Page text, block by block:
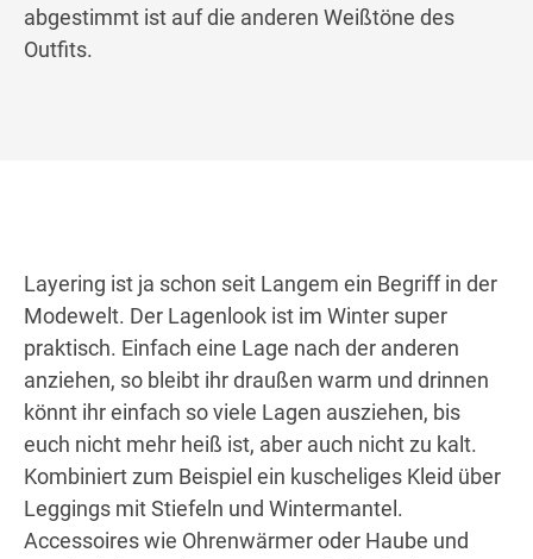
abgestimmt ist auf die anderen Weißtöne des
Outfits.
Layering ist ja schon seit Langem ein Begriff in der
Modewelt. Der Lagenlook ist im Winter super
praktisch. Einfach eine Lage nach der anderen
anziehen, so bleibt ihr draußen warm und drinnen
könnt ihr einfach so viele Lagen ausziehen, bis
euch nicht mehr heiß ist, aber auch nicht zu kalt.
Kombiniert zum Beispiel ein kuscheliges Kleid über
Leggings mit Stiefeln und Wintermantel.
Accessoires wie Ohrenwärmer oder Haube und